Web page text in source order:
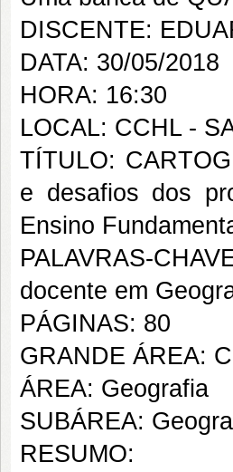
DISCENTE:
DATA: 30/05/2018
HORA: 16:30
LOCAL: CCHL -
TÍTULO:
e desafios dos
Ensino
PALAVRAS-
docente em
PÁGINAS: 80
GRANDE ÁREA:
ÁREA: Geografia
SUBÁREA:
RESUMO: